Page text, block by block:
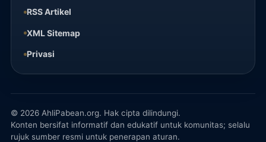
RSS Artikel
XML Sitemap
Privasi
© 2026 AhliPabean.org. Hak cipta dilindungi.
Konten bersifat informatif dan edukatif untuk komunitas; selalu
rujuk sumber resmi untuk penerapan aturan.